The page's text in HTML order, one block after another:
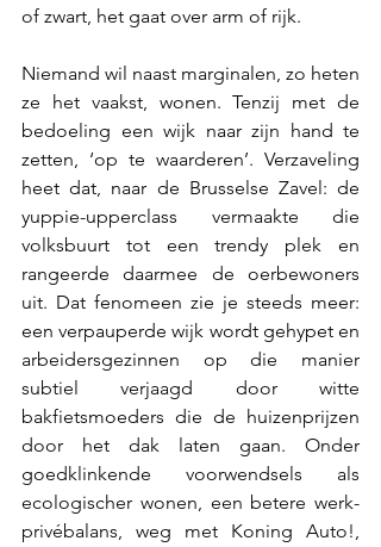
of zwart, het gaat over arm of rijk.
Niemand wil naast marginalen, zo heten
ze het vaakst, wonen. Tenzij met de
bedoeling een wijk naar zijn hand te
zetten, ‘op te waarderen’. Verzaveling
heet dat, naar de Brusselse Zavel: de
yuppie-upperclass vermaakte die
volksbuurt tot een trendy plek en
rangeerde daarmee de oerbewoners
uit. Dat fenomeen zie je steeds meer:
een verpauperde wijk wordt gehypet en
arbeidersgezinnen op die manier
subtiel verjaagd door witte
bakfietsmoeders die de huizenprijzen
door het dak laten gaan. Onder
goedklinkende voorwendsels als
ecologischer wonen, een betere werk-
privébalans, weg met Koning Auto!,